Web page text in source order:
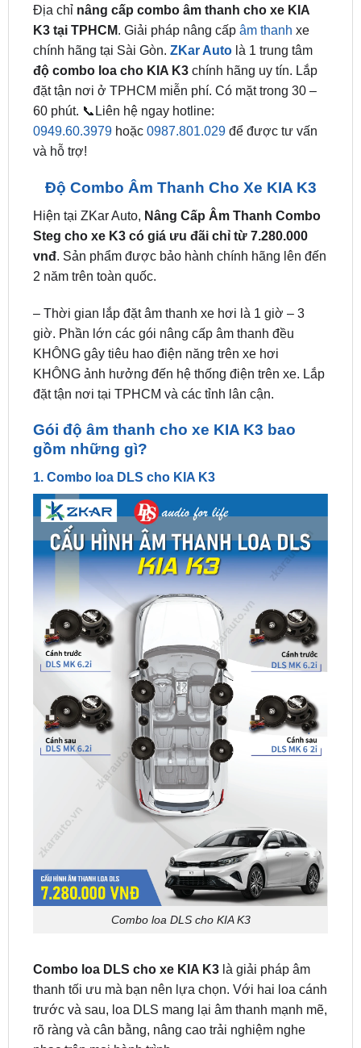
chính hãng tại Sài Gòn.ZKar Autolà 1 trung tâm
độ combo loa cho KIA K3chính hãng uy tín. Lắp
đặt tận nơi ở TPHCM miễn phí. Có mặt trong 30 –
60 phút. 📞Liên hệ ngay hotline:
0949.60.3979hoặc0987.801.029để được tư vấn
và hỗ trợ!
Độ Combo Âm Thanh Cho Xe KIA K3
Steg cho xe K3 có giá ưu đãi chỉ từ 7.280.000
vnđ. Sản phẩm được bảo hành chính hãng lên đến
2 năm trên toàn quốc.
– Thời gian lắp đặt âm thanh xe hơi là 1 giờ – 3
KHÔNG gây tiêu hao điện năng trên xe hơi
KHÔNG ảnh hưởng đến hệ thống điện trên xe. Lắp
đặt tận nơi tại TPHCM và các tỉnh lân cận.
Gói độ âm thanh cho xe KIA K3 bao
1. Combo loa DLS cho KIA K3
Combo loa DLS cho KIA K3
Combo loa DLS cho xe KIA K3 là giải pháp âm
trước và sau, loa DLS mang lại âm thanh mạnh mẽ,
rõ ràng và cân bằng, nâng cao trải nghiệm nghe
nhạc trên mọi hành trình.